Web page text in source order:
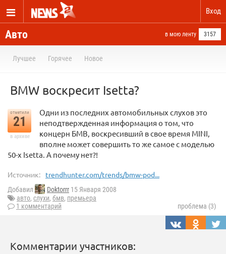
Вход
Авто в мою ленту 3157
Лучшее Горячее Новое
BMW воскресит Isetta?
отметили
21
в архиве
Одни из последних автомобильных слухов это
неподтвержденная информация о том, что
концерн БМВ, воскресивший в свое время MINI,
вполне может совершить то же самое с моделью
50-х Isetta. А почему нет?!
Источник: trendhunter.com/trends/bmw-pod...
Добавил Doktorrr 15 Января 2008
авто, слухи, бмв, премьера
1 комментарий
проблема (3)
Комментарии участников: